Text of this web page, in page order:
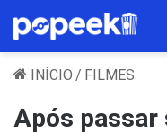
INÍCIO / FILMES
Após passar